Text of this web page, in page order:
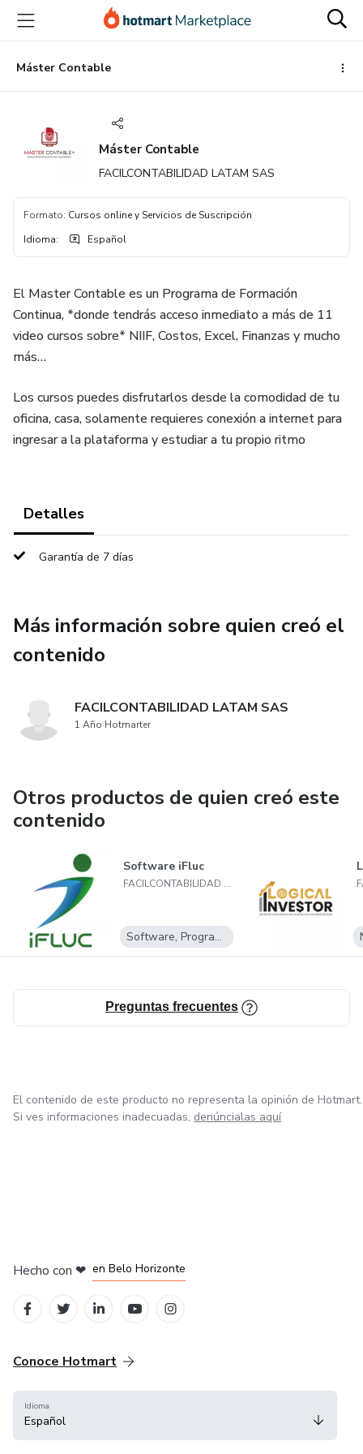
principal
página
de
página
Máster Contable
Máster Contable
FACILCONTABILIDAD LATAM SAS
Formato: Cursos online y Servicios de Suscripción
Idioma: Español
El Master Contable es un Programa de Formación
Continua, *donde tendrás acceso inmediato a más de 11
video cursos sobre* NIIF, Costos, Excel, Finanzas y mucho
más…
Los cursos puedes disfrutarlos desde la comodidad de tu
oficina, casa, solamente requieres conexión a internet para
ingresar a la plataforma y estudiar a tu propio ritmo
Detalles
Garantía de 7 días
Más información sobre quien creó el
contenido
FACILCONTABILIDAD LATAM SAS
1 Año Hotmarter
Otros productos de quien creó este
contenido
Software iFluc
FACILCONTABILIDAD LATAM SAS
Software, Programas para descargar
Preguntas frecuentes
El contenido de este producto no representa la opinión de Hotmart.
Si ves informaciones inadecuadas, denúncialas aquí
Hecho con ❤ en Belo Horizonte
Conoce Hotmart
Idioma
Español